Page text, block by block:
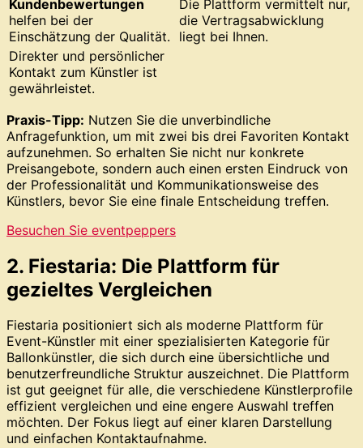
Kundenbewertungen
helfen bei der
Einschätzung der Qualität.
Die Plattform vermittelt nur,
die Vertragsabwicklung
liegt bei Ihnen.
Direkter und persönlicher
Kontakt zum Künstler ist
gewährleistet.
Praxis-Tipp: Nutzen Sie die unverbindliche
Anfragefunktion, um mit zwei bis drei Favoriten Kontakt
aufzunehmen. So erhalten Sie nicht nur konkrete
Preisangebote, sondern auch einen ersten Eindruck von
der Professionalität und Kommunikationsweise des
Künstlers, bevor Sie eine finale Entscheidung treffen.
Besuchen Sie eventpeppers
2. Fiestaria: Die Plattform für
gezieltes Vergleichen
Fiestaria positioniert sich als moderne Plattform für
Event-Künstler mit einer spezialisierten Kategorie für
Ballonkünstler, die sich durch eine übersichtliche und
benutzerfreundliche Struktur auszeichnet. Die Plattform
ist gut geeignet für alle, die verschiedene Künstlerprofile
effizient vergleichen und eine engere Auswahl treffen
möchten. Der Fokus liegt auf einer klaren Darstellung
und einfachen Kontaktaufnahme.